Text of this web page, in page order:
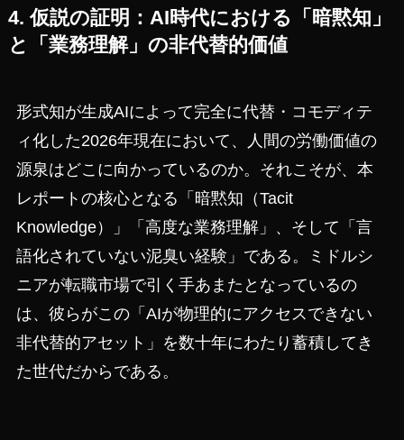
4. 仮説の証明：AI時代における「暗黙知」
と「業務理解」の非代替的価値
形式知が生成AIによって完全に代替・コモディテ
ィ化した2026年現在において、人間の労働価値の
源泉はどこに向かっているのか。それこそが、本
レポートの核心となる「暗黙知（Tacit
Knowledge）」「高度な業務理解」、そして「言
語化されていない泥臭い経験」である。ミドルシ
ニアが転職市場で引く手あまたとなっているの
は、彼らがこの「AIが物理的にアクセスできない
非代替的アセット」を数十年にわたり蓄積してき
た世代だからである。